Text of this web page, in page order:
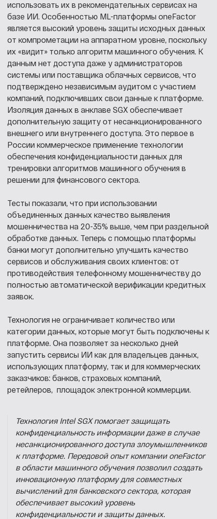
использовать их в рекомендательных сервисах на
базе ИИ. Особенностью ML-платформы oneFactor
является высокий уровень защиты исходных данных
от компрометации на аппаратном уровне, поскольку
их «видит» только алгоритм машинного обучения. К
данным нет доступа даже у администраторов
системы или поставщика облачных сервисов, что
подтверждено независимым аудитом с участием
компаний, подключивших свои данные к платформе.
Изоляция данных в анклаве SGX обеспечивает
дополнительную защиту от несанкционированного
внешнего или внутреннего доступа. Это первое в
России коммерческое применение технологии
обеспечения конфиденциальности данных для
тренировки алгоритмов машинного обучения в
решении для финансового сектора.
Тесты показали, что при использовании
объединенных данных качество выявления
мошенничества на 20-35% выше, чем при раздельной
обработке данных. Теперь с помощью платформы
банки могут дополнительно улучшить качество
сервисов и обслуживания своих клиентов: от
противодействия телефонному мошенничеству до
полностью автоматической верификации кредитных
заявок.
Технология не ограничивает количество или
категории данных, которые могут быть подключены к
платформе. Она позволяет за несколько дней
запустить сервисы ИИ как для владельцев данных,
использующих платформу, так и для коммерческих
заказчиков: банков, страховых компаний,
ретейлеров, площадок электронной коммерции.
Технология Intel SGX помогает защищать
конфиденциальность информации даже в случае
несанкционированного доступа злоумышленников
к платформе. Передовой опыт компании oneFactor
в области машинного обучения позволил создать
инновационную платформу для совместных
вычислений для банковского сектора, которая
обеспечивает высокий уровень
конфиденциальности и защиты данных.